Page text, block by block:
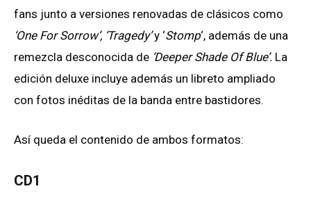
fans junto a versiones renovadas de clásicos como
‘One For Sorrow’, ‘Tragedy’y ‘Stomp‘, además de una
remezcla desconocida de ‘Deeper Shade Of Blue’. La
edición deluxe incluye además un libreto ampliado
con fotos inéditas de la banda entre bastidores.
Así queda el contenido de ambos formatos:
CD1